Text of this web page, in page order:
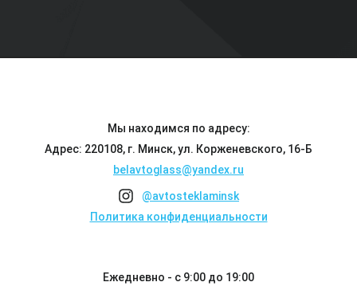
Мы находимся по адресу:
Адрес: 220108, г. Минск, ул. Корженевского, 16-Б
belavtoglass@yandex.ru
@avtosteklaminsk
Политика конфиденциальности
Ежедневно - с 9:00 до 19:00